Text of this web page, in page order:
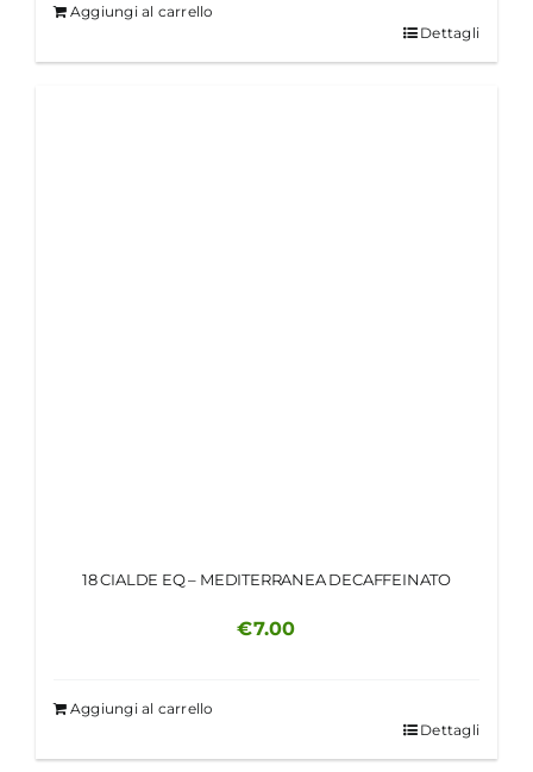
Aggiungi al carrello
Dettagli
18 CIALDE EQ – MEDITERRANEA DECAFFEINATO
€7.00
Aggiungi al carrello
Dettagli